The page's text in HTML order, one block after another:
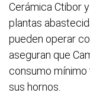
Cerámica Ctibor
plantas
pueden operar
aseguran que
consumo
sus hornos.